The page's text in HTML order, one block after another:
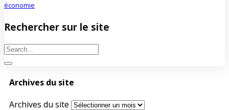
économie
Rechercher sur le site
Archives du site
Archives du site